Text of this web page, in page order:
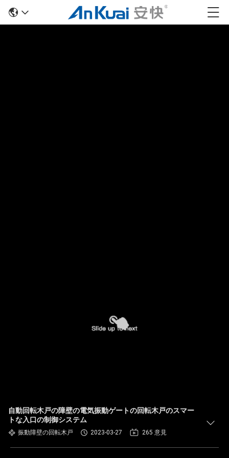
自動回転木戸の障壁の電気振動ゲートの回転木戸のスマー
トな入口の制御システム
振動障壁の回転木戸 2023-03-27 265 意見